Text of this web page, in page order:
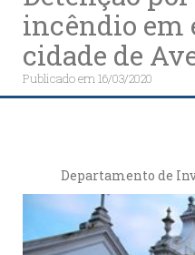
incêndio em
cidade de
Publicado em16/03/2020
Departamento de